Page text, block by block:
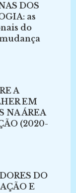
DOS
as
do
A
EM
NA ÁREA
(2020-
DO
E